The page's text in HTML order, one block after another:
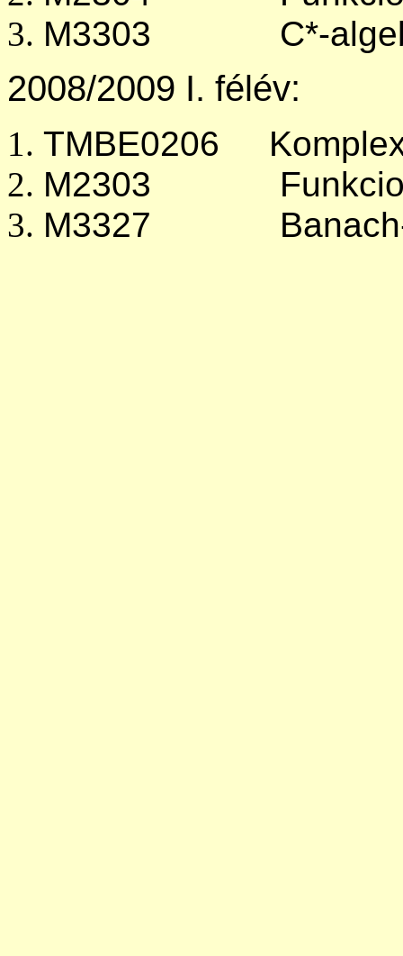
M3303 C*-
2008/2009 I. félév:
TMBE0206
M2303
M3327 Banach-